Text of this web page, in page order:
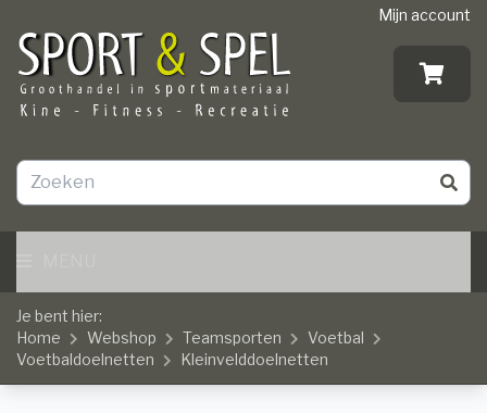
Mijn account
Je bent hier:
Home
Webshop Teamsporten
Voetbal
Voetbaldoelnetten
Kleinvelddoelnetten